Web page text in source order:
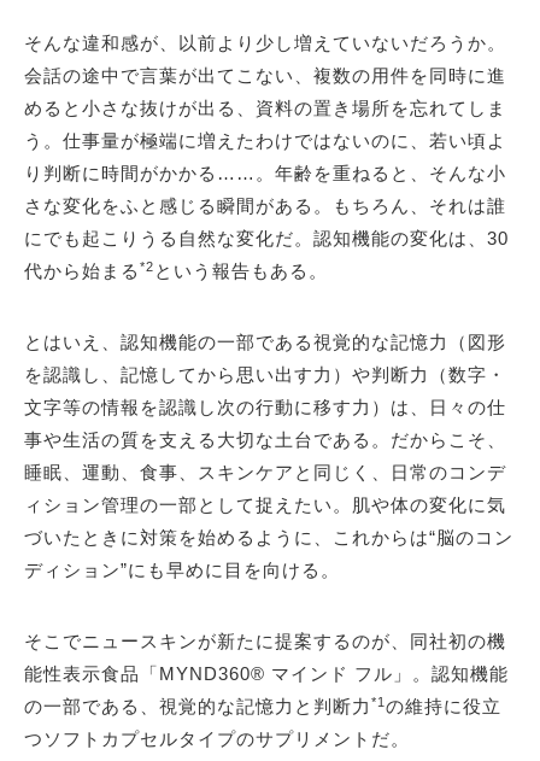
そんな違和感が、以前より少し増えていないだろうか。
会話の途中で言葉が出てこない、複数の用件を同時に進
めると小さな抜けが出る、資料の置き場所を忘れてしま
う。仕事量が極端に増えたわけではないのに、若い頃よ
り判断に時間がかかる……。年齢を重ねると、そんな小
さな変化をふと感じる瞬間がある。もちろん、それは誰
にでも起こりうる自然な変化だ。認知機能の変化は、30
代から始まる *2 という報告もある。
とはいえ、認知機能の一部である視覚的な記憶力（図形
を認識し、記憶してから思い出す力）や判断力（数字・
文字等の情報を認識し次の行動に移す力）は、日々の仕
事や生活の質を支える大切な土台である。だからこそ、
睡眠、運動、食事、スキンケアと同じく、日常のコンデ
ィション管理の一部として捉えたい。肌や体の変化に気
づいたときに対策を始めるように、これからは“脳のコン
ディション”にも早めに目を向ける。
そこでニュースキンが新たに提案するのが、同社初の機
能性表示食品「MYND360® マインド フル」。認知機能
の一部である、視覚的な記憶力と判断力 *1 の維持に役立
つソフトカプセルタイプのサプリメントだ。